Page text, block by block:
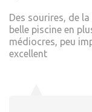
Des sourires, de
belle piscine en
médiocres, peu
excellent